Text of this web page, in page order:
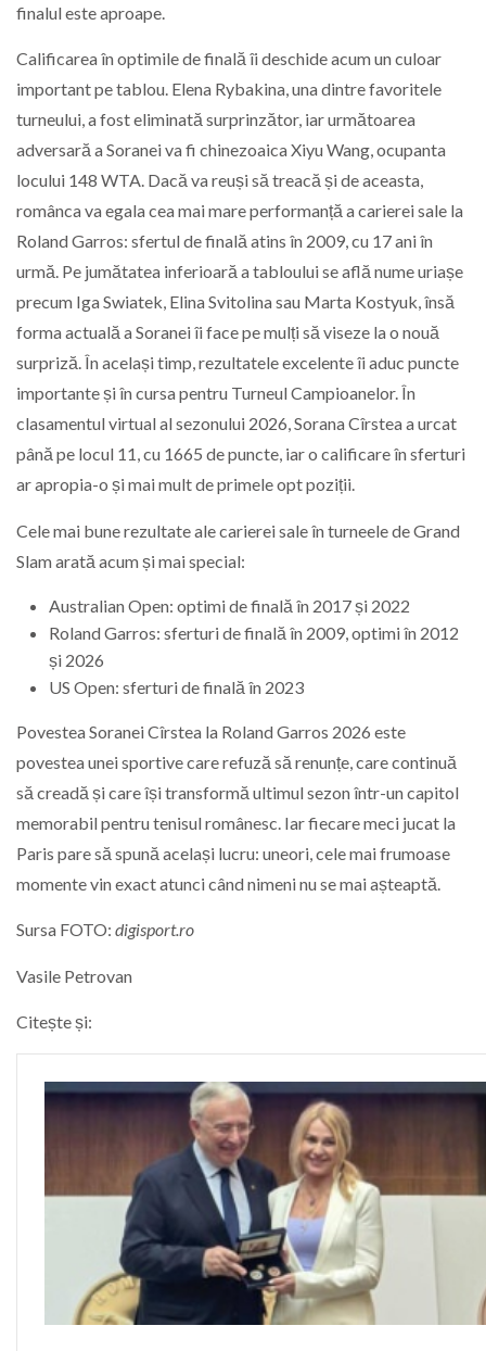
finalul este aproape.
Calificarea în optimile de finală îi deschide acum un culoar
important pe tablou. Elena Rybakina, una dintre favoritele
turneului, a fost eliminată surprinzător, iar următoarea
adversară a Soranei va fi chinezoaica Xiyu Wang, ocupanta
locului 148 WTA. Dacă va reuși să treacă și de aceasta,
românca va egala cea mai mare performanță a carierei sale la
Roland Garros: sfertul de finală atins în 2009, cu 17 ani în
urmă. Pe jumătatea inferioară a tabloului se află nume uriașe
precum Iga Swiatek, Elina Svitolina sau Marta Kostyuk, însă
forma actuală a Soranei îi face pe mulți să viseze la o nouă
surpriză. În același timp, rezultatele excelente îi aduc puncte
importante și în cursa pentru Turneul Campioanelor. În
clasamentul virtual al sezonului 2026, Sorana Cîrstea a urcat
până pe locul 11, cu 1665 de puncte, iar o calificare în sferturi
ar apropia-o și mai mult de primele opt poziții.
Cele mai bune rezultate ale carierei sale în turneele de Grand
Slam arată acum și mai special:
Australian Open: optimi de finală în 2017 și 2022
Roland Garros: sferturi de finală în 2009, optimi în 2012
și 2026
US Open: sferturi de finală în 2023
Povestea Soranei Cîrstea la Roland Garros 2026 este
povestea unei sportive care refuză să renunțe, care continuă
să creadă și care își transformă ultimul sezon într-un capitol
memorabil pentru tenisul românesc. Iar fiecare meci jucat la
Paris pare să spună același lucru: uneori, cele mai frumoase
momente vin exact atunci când nimeni nu se mai așteaptă.
Sursa FOTO: digisport.ro
Vasile Petrovan
Citește și: